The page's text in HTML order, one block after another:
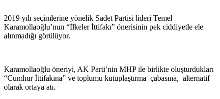
2019 yılı seçimlerine yönelik Sadet Partisi lideri Temel
Karamollaoğlu’nun “İlkeler İttifakı” önerisinin pek ciddiyetle ele
alınmadığı görülüyor.
Karamollaoğlu öneriyi, AK Parti’nin MHP ile birlikte oluşturdukları
“Cumhur İttifakına” ve toplumu kutuplaştırma çabasına, alternatif
olarak ortaya atı.